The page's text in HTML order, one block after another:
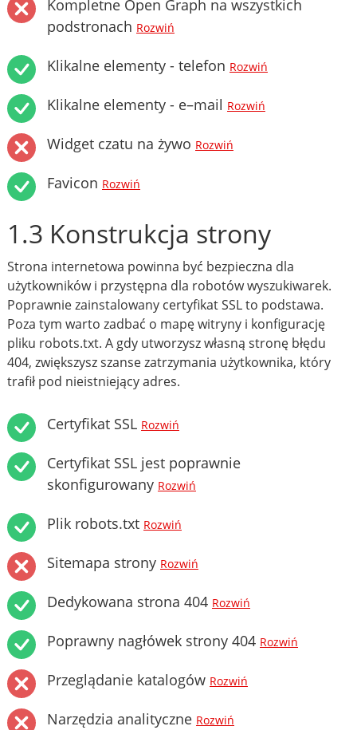
Kompletne Open Graph na wszystkich
podstronach Rozwiń
Klikalne elementy - telefon Rozwiń
Klikalne elementy - e–mail Rozwiń
Widget czatu na żywo Rozwiń
Favicon Rozwiń
1.3 Konstrukcja strony
Strona internetowa powinna być bezpieczna dla
użytkowników i przystępna dla robotów wyszukiwarek.
Poprawnie zainstalowany certyfikat SSL to podstawa.
Poza tym warto zadbać o mapę witryny i konfigurację
pliku robots.txt. A gdy utworzysz własną stronę błędu
404, zwiększysz szanse zatrzymania użytkownika, który
trafił pod nieistniejący adres.
Certyfikat SSL Rozwiń
Certyfikat SSL jest poprawnie
skonfigurowany Rozwiń
Plik robots.txt Rozwiń
Sitemapa strony Rozwiń
Dedykowana strona 404 Rozwiń
Poprawny nagłówek strony 404 Rozwiń
Przeglądanie katalogów Rozwiń
Narzędzia analityczne Rozwiń